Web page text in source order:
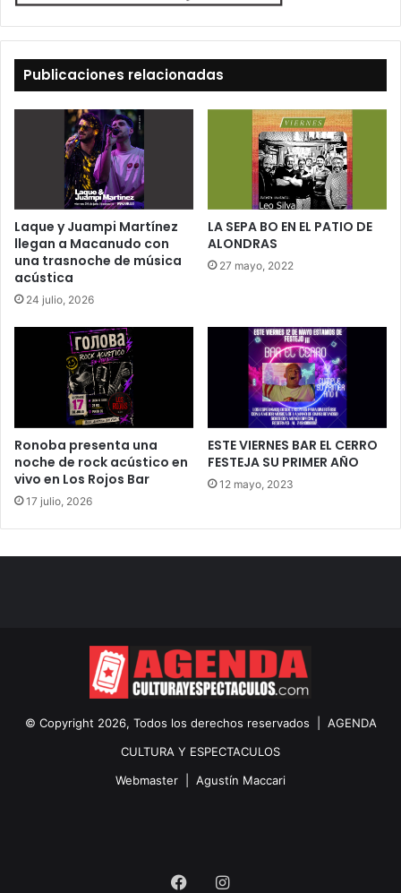
Publicaciones relacionadas
Laque y Juampi Martínez
llegan a Macanudo con
una trasnoche de música
acústica
24 julio, 2026
LA SEPA BO EN EL PATIO DE
ALONDRAS
27 mayo, 2022
Ronoba presenta una
noche de rock acústico en
vivo en Los Rojos Bar
17 julio, 2026
ESTE VIERNES BAR EL CERRO
FESTEJA SU PRIMER AÑO
12 mayo, 2023
© Copyright 2026, Todos los derechos reservados | AGENDA
CULTURA Y ESPECTACULOS
Webmaster | Agustín Maccari